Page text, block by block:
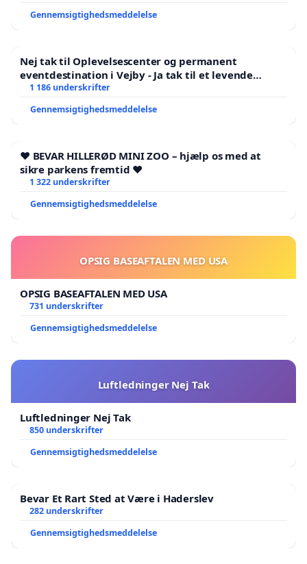
Gennemsigtighedsmeddelelse
Nej tak til Oplevelsescenter og permanent
eventdestination i Vejby - Ja tak til et levende
lokalområde i balance
1 186 underskrifter
Gennemsigtighedsmeddelelse
❤️ BEVAR HILLERØD MINI ZOO – hjælp os med at
sikre parkens fremtid ❤️
1 322 underskrifter
Gennemsigtighedsmeddelelse
OPSIG BASEAFTALEN MED USA
OPSIG BASEAFTALEN MED USA
731 underskrifter
Gennemsigtighedsmeddelelse
Luftledninger Nej Tak
Luftledninger Nej Tak
850 underskrifter
Gennemsigtighedsmeddelelse
Bevar Et Rart Sted at Være i Haderslev
282 underskrifter
Gennemsigtighedsmeddelelse